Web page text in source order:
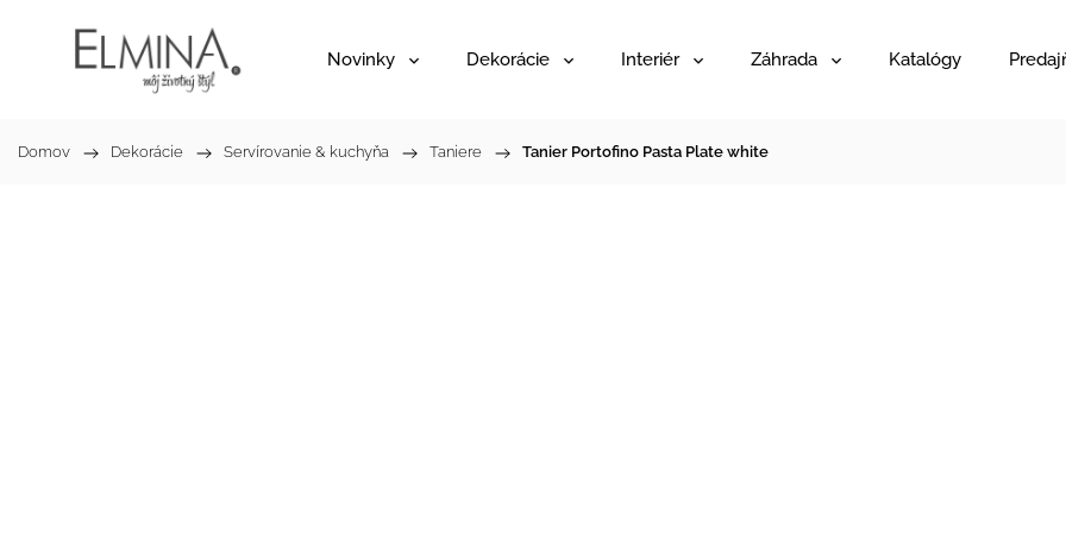
Novinky Dekorácie Interiér Záhrada Katalógy
Domov / Dekorácie / Servírovanie & kuchyňa / Taniere / Tanier Portofino Pasta Plate white